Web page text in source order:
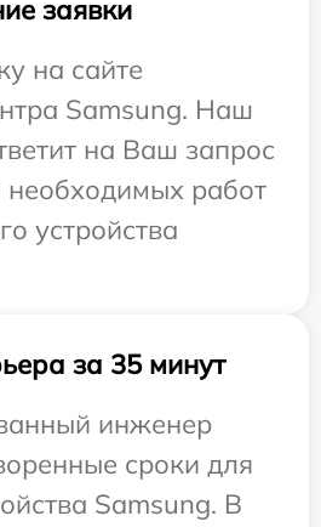
заявки
на сайте
Samsung. Наш
на Ваш запрос
необходимых работ
устройства
за 35 минут
инженер
сроки для
Samsung. В